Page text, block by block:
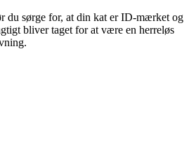
du sørge for, at din kat er ID-mærket og
bliver taget for at være en herreløs